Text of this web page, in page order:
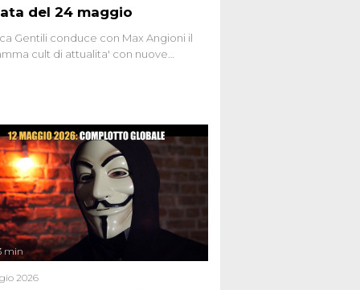
del 24 maggio
Gentili conduce con Max Angioni il
cult di attualita' con nuove
min
2026